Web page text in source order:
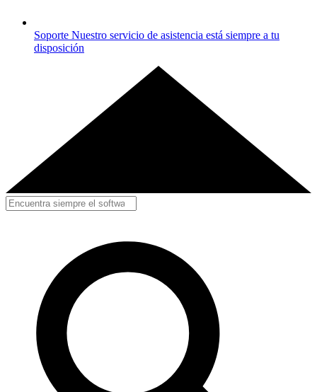
Soporte Nuestro servicio de asistencia está siempre a tu
disposición